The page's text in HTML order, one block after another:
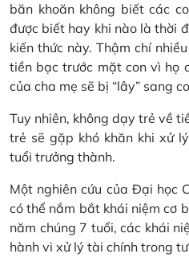
băn khoăn không biết các
được biết hay khi nào là thời
kiến thức này. Thậm chí
tiền bạc trước mặt con vì họ
của cha mẹ sẽ bị “lây” sang
Tuy nhiên, không dạy trẻ về
trẻ sẽ gặp khó khăn khi xử
tuổi trưởng thành.
Một nghiên cứu của Đại học
có thể nắm bắt khái niệm cơ
năm chúng 7 tuổi, các khái
hành vi xử lý tài chính trong